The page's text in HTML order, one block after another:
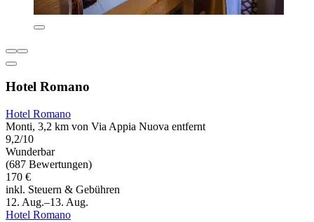
Hotel Romano
Hotel Romano
Monti, 3,2 km von Via Appia Nuova entfernt
9,2/10
Wunderbar
(687 Bewertungen)
170 €
inkl. Steuern & Gebühren
12. Aug.–13. Aug.
Hotel Romano